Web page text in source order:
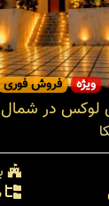
ویژه فروش فوری
لوکس در